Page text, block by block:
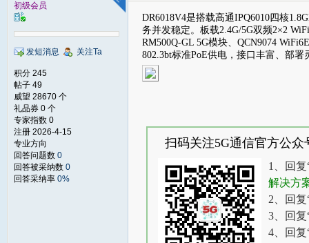
初级会员
发短消息 关注Ta
积分 245
帖子 49
威望 28670 个
礼品券 0 个
专家指数 0
注册 2026-4-15
专业方向
回答问题数 0
回答被采纳数 0
回答采纳率 0%
DR6018V4是搭载高通IPQ6010四核
务并发稳定。板载2.4G/5G双频2×2
RM500Q-GL 5G模块、QCN9074
802.3bt标准PoE供电，接口丰富、部
扫码关注5G通信官方公
1、回复
解决方
2、回复
3、回复
4、回复